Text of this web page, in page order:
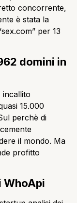
concorrente,
è stata la
per 13
domini in
incallito
15.000
perchè di
il mondo. Ma
profitto
WhoApi